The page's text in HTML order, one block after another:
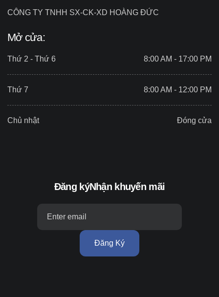
CÔNG TY TNHH SX-CK-XD HOÀNG ĐỨC
Mở cửa:
Thứ 2 - Thứ 6 8:00 AM - 17:00 PM
Thứ 7 8:00 AM - 12:00 PM
Chủ nhật Đóng cửa
Đăng kýNhận khuyến mãi
Đăng Ký